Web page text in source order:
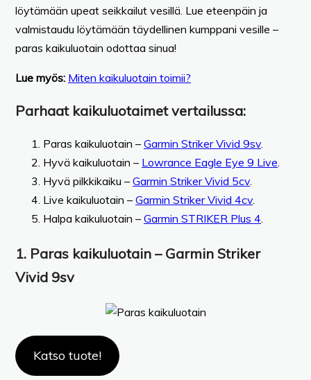
löytämään upeat seikkailut vesillä. Lue eteenpäin ja
valmistaudu löytämään täydellinen kumppani vesille –
paras kaikuluotain odottaa sinua!
Lue myös: Miten kaikuluotain toimii?
Parhaat kaikuluotaimet vertailussa:
Paras kaikuluotain – Garmin Striker Vivid 9sv.
Hyvä kaikuluotain – Lowrance Eagle Eye 9 Live
Hyvä pilkkikaiku – Garmin Striker Vivid 5cv.
Live kaikuluotain – Garmin Striker Vivid 4cv.
Halpa kaikuluotain – Garmin STRIKER Plus 4
1. Paras kaikuluotain – Garmin Striker
Vivid 9sv
Katso tuote!